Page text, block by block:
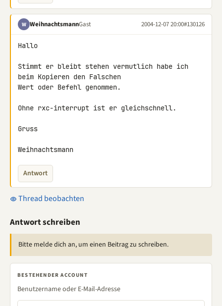
W WeihnachtsmannGast 2004-12-07 20:00#130126
Hallo
Stimmt er bleibt stehen vermutlich habe ich
beim Kopieren den Falschen
Wert oder Befehl genommen.
Ohne rxc-interrupt ist er gleichschnell.
Gruss
Weihnachtsmann
Antwort
Thread beobachten
Antwort schreiben
Bitte melde dich an, um einen Beitrag zu schreiben.
BESTEHENDER ACCOUNT
Benutzername oder E-Mail-Adresse